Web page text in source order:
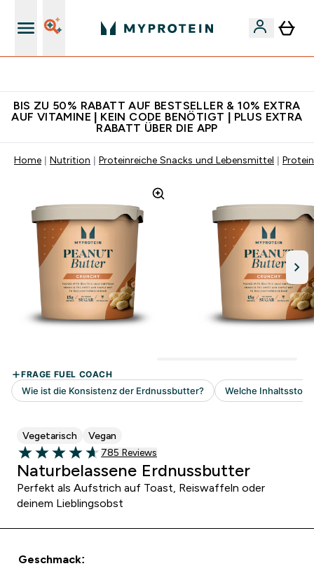
BIS ZU 50% RABATT AUF BESTSELLER & 10% EXTRA
AUF VITAMINE | KEIN CODE BENÖTIGT | PLUS EXTRA
RABATT ÜBER DIE APP
Home Nutrition Proteinreiche Snacks und Lebensmittel
Vegetarisch Vegan
4.66 out of 5 stars
785 customer reviews
785 Reviews
Naturbelassene Erdnussbutter
Perfekt als Aufstrich auf Toast, Reiswaffeln oder
deinem Lieblingsobst
Geschmack: